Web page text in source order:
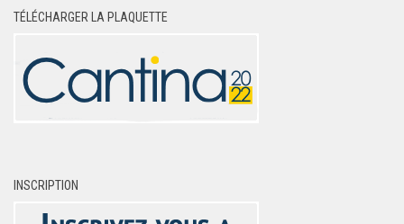
TÉLÉCHARGER LA PLAQUETTE
INSCRIPTION